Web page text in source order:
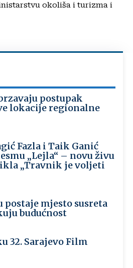
okoliša i turizma i
postupak
lokacije regionalne
Fazla i Taik Ganić
„Lejla“ – novu živu
„Travnik je voljeti
postaje mjesto susreta
budućnost
32. Sarajevo Film